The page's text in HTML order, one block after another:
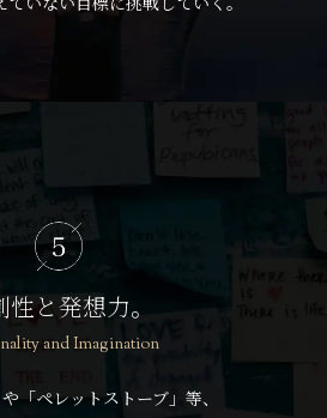
性と発想力。
and Imagination
「ペレットストーブ」等、